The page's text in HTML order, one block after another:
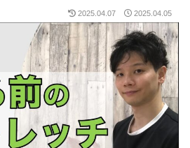
2025.04.07 2025.04.05